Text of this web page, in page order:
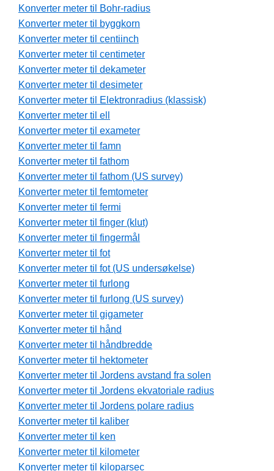
Konverter meter til Bohr-radius
Konverter meter til byggkorn
Konverter meter til centiinch
Konverter meter til centimeter
Konverter meter til dekameter
Konverter meter til desimeter
Konverter meter til Elektronradius (klassisk)
Konverter meter til ell
Konverter meter til exameter
Konverter meter til famn
Konverter meter til fathom
Konverter meter til fathom (US survey)
Konverter meter til femtometer
Konverter meter til fermi
Konverter meter til finger (klut)
Konverter meter til fingermål
Konverter meter til fot
Konverter meter til fot (US undersøkelse)
Konverter meter til furlong
Konverter meter til furlong (US survey)
Konverter meter til gigameter
Konverter meter til hånd
Konverter meter til håndbredde
Konverter meter til hektometer
Konverter meter til Jordens avstand fra solen
Konverter meter til Jordens ekvatoriale radius
Konverter meter til Jordens polare radius
Konverter meter til kaliber
Konverter meter til ken
Konverter meter til kilometer
Konverter meter til kiloparsec